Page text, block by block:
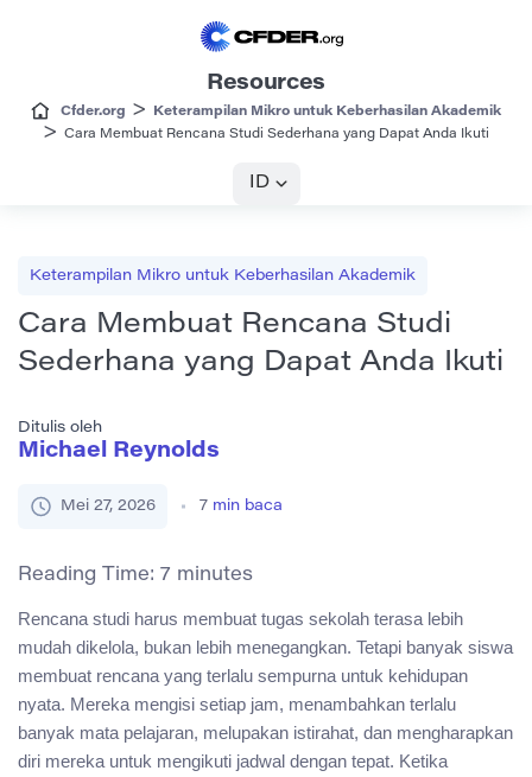
Resources
Cfder.org > Keterampilan Mikro untuk Keberhasilan Akademik
> Cara Membuat Rencana Studi Sederhana yang Dapat Anda Ikuti
ID
Keterampilan Mikro untuk Keberhasilan Akademik
Cara Membuat Rencana Studi
Sederhana yang Dapat Anda Ikuti
Ditulis oleh
Michael Reynolds
Mei 27, 2026 7 min baca
Reading Time: 7 minutes
Rencana studi harus membuat tugas sekolah terasa lebih
mudah dikelola, bukan lebih menegangkan. Tetapi banyak siswa
membuat rencana yang terlalu sempurna untuk kehidupan
nyata. Mereka mengisi setiap jam, menambahkan terlalu
banyak mata pelajaran, melupakan istirahat, dan mengharapkan
diri mereka untuk mengikuti jadwal dengan tepat. Ketika